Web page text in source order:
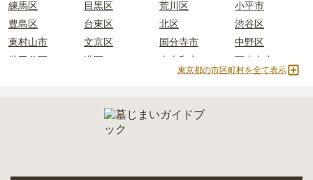
現地への見学が難しい場合は、資料請求でも各霊園の詳しい料金案
内を取り寄せることができます。
練馬区
目黒区 荒川区
小平市
豊島区
台東区 北区
渋谷区
東村山市
文京区 国分寺市
中野区
世田谷区
港区 東大和市
西東京市
町田市 府中市
昭島市
東京都の市区町村を全て表示